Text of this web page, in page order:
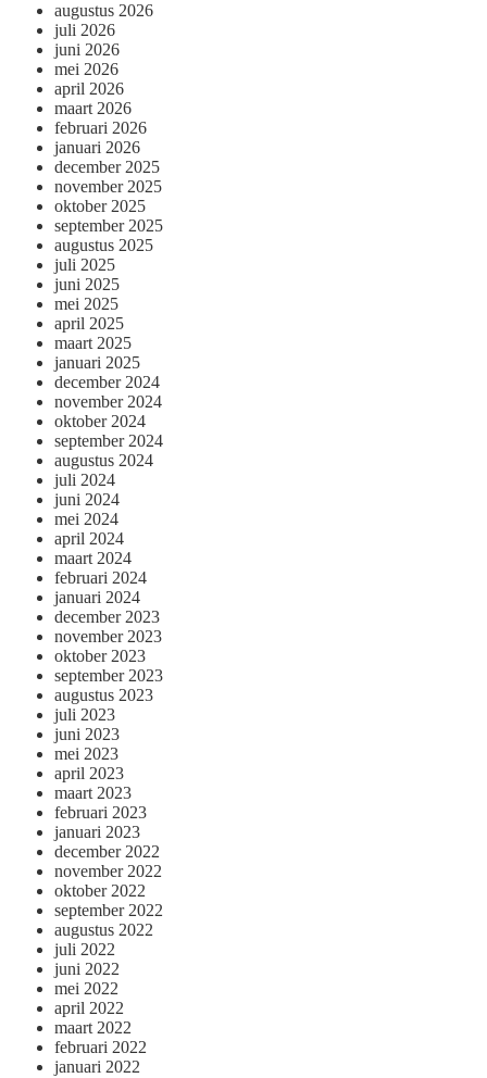
augustus 2026
juli 2026
juni 2026
mei 2026
april 2026
maart 2026
februari 2026
januari 2026
december 2025
november 2025
oktober 2025
september 2025
augustus 2025
juli 2025
juni 2025
mei 2025
april 2025
maart 2025
januari 2025
december 2024
november 2024
oktober 2024
september 2024
augustus 2024
juli 2024
juni 2024
mei 2024
april 2024
maart 2024
februari 2024
januari 2024
december 2023
november 2023
oktober 2023
september 2023
augustus 2023
juli 2023
juni 2023
mei 2023
april 2023
maart 2023
februari 2023
januari 2023
december 2022
november 2022
oktober 2022
september 2022
augustus 2022
juli 2022
juni 2022
mei 2022
april 2022
maart 2022
februari 2022
januari 2022